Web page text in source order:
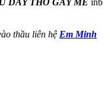
DÂY THỞ GÂY MÊ inb
thầu liên hệ Em Minh